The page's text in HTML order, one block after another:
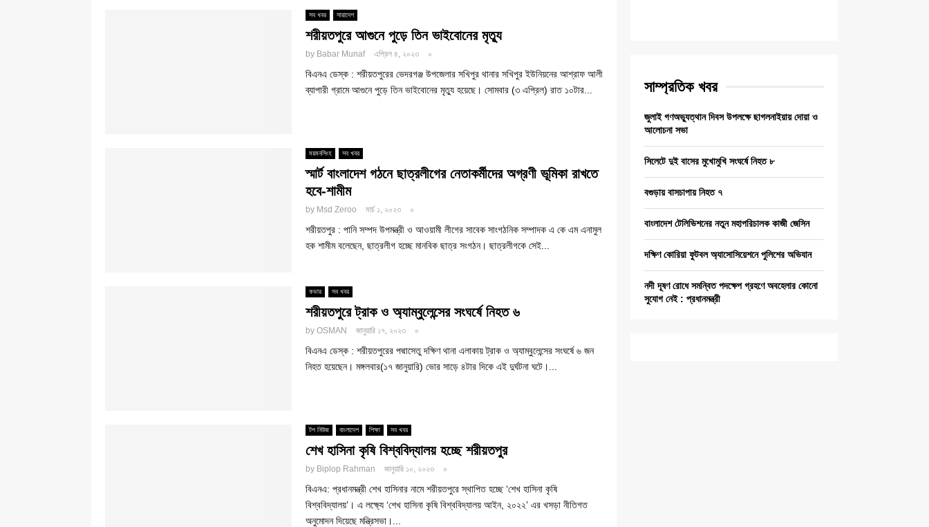
সব খবর সারাদেশ
শরীয়তপুরে আগুনে পুড়ে তিন ভাইবোনের মৃত্যু
by Babar Munaf এপ্রিল ৪, ২০২৩ ০
বিএনএ ডেস্ক : শরীয়তপুরের ভেদরগঞ্জ উপজেলার সখিপুর থানার সখিপুর ইউনিয়নের আশ্রাফ আলী
ব্যাপারী গ্রামে আগুনে পুড়ে তিন ভাইবোনের মৃত্যু হয়েছে। সোমবার (৩ এপ্রিল) রাত ১০টার...
ময়মনসিংহ সব খবর
স্মার্ট বাংলাদেশ গঠনে ছাত্রলীগের নেতাকর্মীদের অগ্রণী ভূমিকা রাখতে
হবে-শামীম
by Msd Zeroo মার্চ ১, ২০২৩ ০
শরীয়তপুর : পানি সম্পদ উপমন্ত্রী ও আওয়ামী লীগের সাবেক সাংগঠনিক সম্পাদক এ কে এম এনামুল
হক শামীম বলেছেন, ছাত্রলীগ হচ্ছে মানবিক ছাত্র সংগঠন। ছাত্রলীগকে সেই...
কভার সব খবর
শরীয়তপুরে ট্রাক ও অ্যাম্বুলেন্সের সংঘর্ষে নিহত ৬
by OSMAN জানুয়ারি ১৭, ২০২৩ ০
বিএনএ ডেস্ক : শরীয়তপুরের পদ্মাসেতু দক্ষিণ থানা এলাকায় ট্রাক ও অ্যাম্বুলেন্সের সংঘর্ষে ৬ জন
নিহত হয়েছেন। মঙ্গলবার(১৭ জানুয়ারি) ভোর সাড়ে ৪টার দিকে এই দুর্ঘটনা ঘটে।...
টপ নিউজ বাংলাদেশ শিক্ষা সব খবর
শেখ হাসিনা কৃষি বিশ্ববিদ্যালয় হচ্ছে শরীয়তপুর
by Biplop Rahman জানুয়ারি ১০, ২০২৩ ০
বিএনএ: প্রধানমন্ত্রী শেখ হাসিনার নামে শরীয়তপুরে স্থাপিত হচ্ছে ‘শেখ হাসিনা কৃষি
বিশ্ববিদ্যালয়’। এ লক্ষ্যে ‘শেখ হাসিনা কৃষি বিশ্ববিদ্যালয় আইন, ২০২২’ এর খসড়া নীতিগত
অনুমোদন দিয়েছে মন্ত্রিসভা।...
সাম্প্রতিক খবর
জুলাই গণঅভ্যুত্থান দিবস উপলক্ষে ছাগলনাইয়ায় দোয়া ও
আলোচনা সভা
সিলেটে দুই বাসের মুখোমুখি সংঘর্ষে নিহত ৮
বগুড়ায় বাসচাপায় নিহত ৭
বাংলাদেশ টেলিভিশনের নতুন মহাপরিচালক কাজী জেসিন
দক্ষিণ কোরিয়া ফুটবল অ্যাসোসিয়েশনে পুলিশের অভিযান
নদী দূষণ রোধে সমন্বিত পদক্ষেপ গ্রহণে অবহেলার কোনো
সুযোগ নেই : প্রধানমন্ত্রী